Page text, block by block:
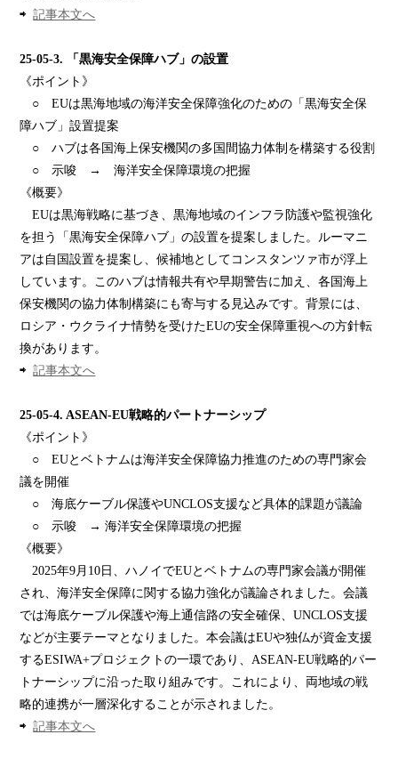
⇨記事本文へ
25-05-3. 「黒海安全保障ハブ」の設置
《ポイント》
○ EUは黒海地域の海洋安全保障強化のための「黒海安全保
障ハブ」設置提案
○ ハブは各国海上保安機関の多国間協力体制を構築する役割
○ 示唆 → 海洋安全保障環境の把握
《概要》
EUは黒海戦略に基づき、黒海地域のインフラ防護や監視強化
を担う「黒海安全保障ハブ」の設置を提案しました。ルーマニ
アは自国設置を提案し、候補地としてコンスタンツァ市が浮上
しています。このハブは情報共有や早期警告に加え、各国海上
保安機関の協力体制構築にも寄与する見込みです。背景には、
ロシア・ウクライナ情勢を受けたEUの安全保障重視への方針転
換があります。
⇨記事本文へ
25-05-4.ASEAN-EU戦略的パートナーシップ
《ポイント》
○ EUとベトナムは海洋安全保障協力推進のための専門家会
議を開催
○ 海底ケーブル保護やUNCLOS支援など具体的課題が議論
○ 示唆 → 海洋安全保障環境の把握
《概要》
2025年9月10日、ハノイでEUとベトナムの専門家会議が開催
され、海洋安全保障に関する協力強化が議論されました。会議
では海底ケーブル保護や海上通信路の安全確保、UNCLOS支援
などが主要テーマとなりました。本会議はEUや独仏が資金支援
するESIWA+プロジェクトの一環であり、ASEAN-EU戦略的パー
トナーシップに沿った取り組みです。これにより、両地域の戦
略的連携が一層深化することが示されました。
⇨記事本文へ